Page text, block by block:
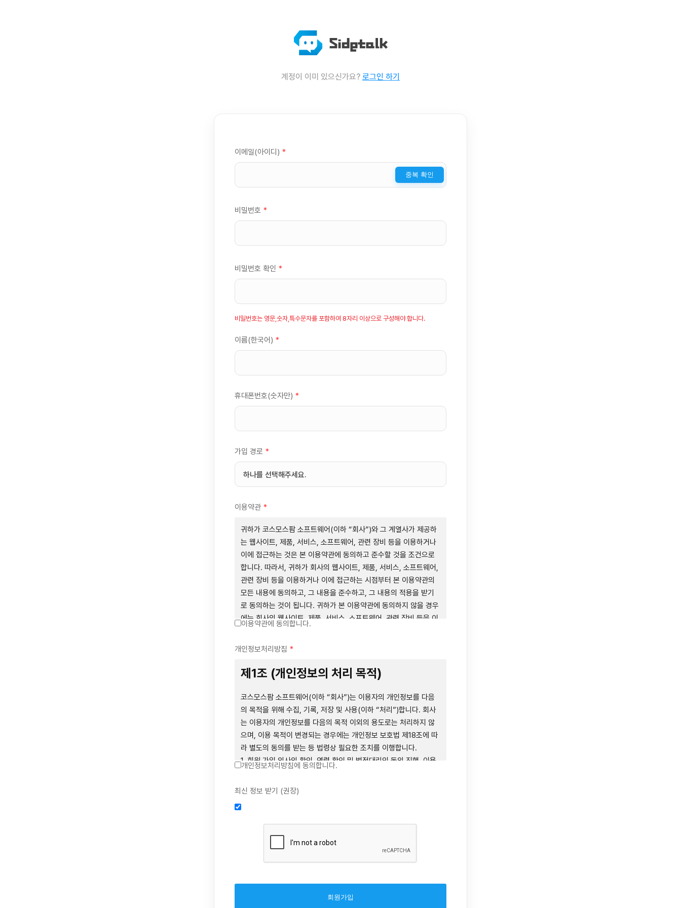
계정이 이미 있으신가요? 로그인 하기
이메일(아이디) *
중복 확인
비밀번호 *
비밀번호 확인 *
비밀번호는 영문,숫자,특수문자를 포함하여 8자리 이상으로 구성해야 합니다.
이름(한국어) *
휴대폰번호(숫자만) *
가입 경로 *
이용약관 *
귀하가 코스모스팜 소프트웨어(이하 “회사”)와 그 계열사가 제공하
는 웹사이트, 제품, 서비스, 소프트웨어, 관련 장비 등을 이용하거나
이에 접근하는 것은 본 이용약관에 동의하고 준수할 것을 조건으로
합니다. 따라서, 귀하가 회사의 웹사이트, 제품, 서비스, 소프트웨어,
관련 장비 등을 이용하거나 이에 접근하는 시점부터 본 이용약관의
모든 내용에 동의하고, 그 내용을 준수하고, 그 내용의 적용을 받기
로 동의하는 것이 됩니다. 귀하가 본 이용약관에 동의하지 않을 경우
에는 회사의 웹사이트, 제품, 서비스, 소프트웨어, 관련 장비 등을 이
서비스 사용 전에 본 이용약관의 내용을 주의 깊게 읽으시기 바랍니
제1장 총칙
제1조 (목적)
본 약관은 코스모스팜 소프트웨어(이하 “회사”)가 데스크톱용, 랩탑
을 통하여 제공하는 "사이드톡" 서비스와 관련하여 회사와 이용자
간의 권리와 의무, 책임사항 및 이용자의 서비스 이용절차 등 회사와
제2조 (용어의 정의)
① 본 약관에서 사용하는 용어의 정의는 다음과 같습니다.
1. 서비스: 회사가 본 약관에 따라 데스크톱용, 랩탑용, 모바일용 어
이용약관에 동의합니다.
개인정보처리방침 *
제1조 (개인정보의 처리 목적)
코스모스팜 소프트웨어(이하 “회사”)는 이용자의 개인정보를 다음
의 목적을 위해 수집, 기록, 저장 및 사용(이하 “처리”)합니다. 회사
는 이용자의 개인정보를 다음의 목적 이외의 용도로는 처리하지 않
으며, 이용 목적이 변경되는 경우에는 개인정보 보호법 제18조에 따
라 별도의 동의를 받는 등 법령상 필요한 조치를 이행합니다.
1. 회원 가입 의사의 확인, 연령 확인 및 법정대리인 동의 진행, 이용
2. 약관 위반 행위 등을 포함하여 서비스의 원활한 운영에 지장을 주
항 전달, 분쟁조정을 위한 기록 보존, 민원처리 등 이용자 보호 및 서
비스 운영
3. 서비스 이용기록과 접속 빈도 분석, 서비스 이용에 대한 통계, 서
비스 분석 및 통계에 따른 맞춤 서비스 제공 및 광고 게재 등
4. 콘텐츠 등 기존 서비스 제공(광고 포함)에 더하여, 인구통계학적
제공 등 신규 서비스 요소의 발굴 및 기존 서비스 개선
개인정보처리방침에 동의합니다.
최신 정보 받기 (권장)